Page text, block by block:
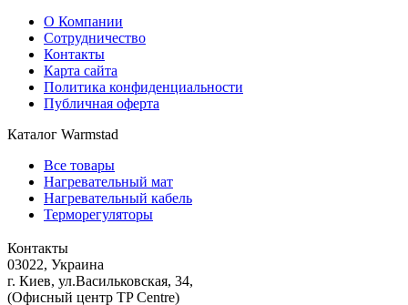
О Компании
Сотрудничество
Контакты
Карта сайта
Политика конфиденциальности
Публичная оферта
Каталог Warmstad
Все товары
Нагревательный мат
Нагревательный кабель
Терморегуляторы
Контакты
03022, Украина
г. Киев, ул.Васильковская, 34,
(Офисный центр TP Centre)